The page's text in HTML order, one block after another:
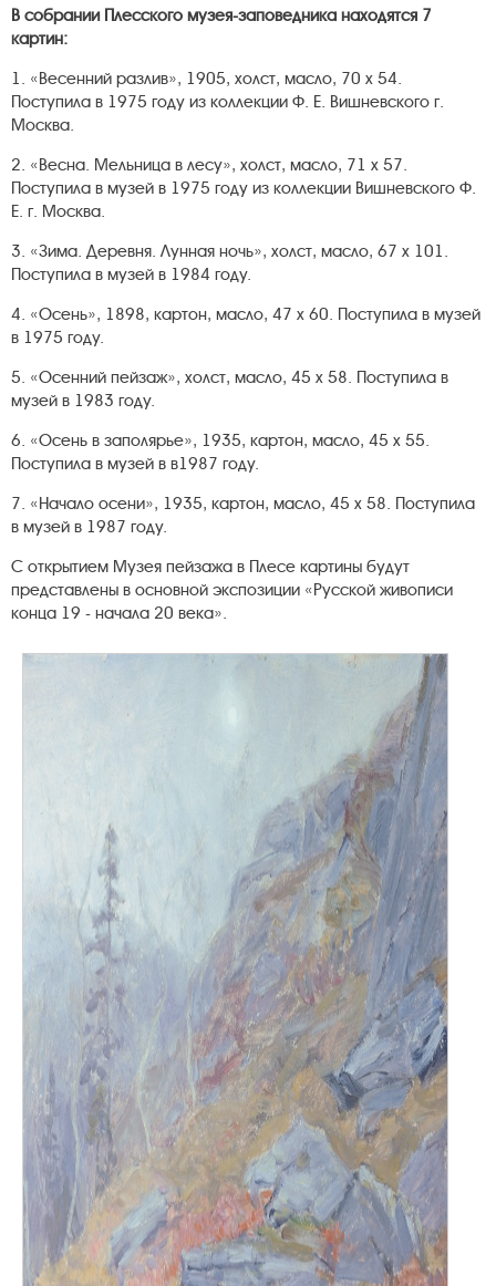
В собрании Плесского музея-заповедника находятся 7
картин:
1. «Весенний разлив», 1905, холст, масло, 70 х 54.
Поступила в 1975 году из коллекции Ф. Е. Вишневского г.
Москва.
2. «Весна. Мельница в лесу», холст, масло, 71 х 57.
Поступила в музей в 1975 году из коллекции Вишневского Ф.
Е. г. Москва.
3. «Зима. Деревня. Лунная ночь», холст, масло, 67 х 101.
Поступила в музей в 1984 году.
4. «Осень», 1898, картон, масло, 47 х 60. Поступила в музей
в 1975 году.
5. «Осенний пейзаж», холст, масло, 45 х 58. Поступила в
музей в 1983 году.
6. «Осень в заполярье», 1935, картон, масло, 45 х 55.
Поступила в музей в в1987 году.
7. «Начало осени», 1935, картон, масло, 45 х 58. Поступила
в музей в 1987 году.
С открытием Музея пейзажа в Плесе картины будут
представлены в основной экспозиции «Русской живописи
конца 19 - начала 20 века».